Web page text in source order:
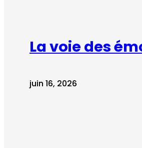
La voie des
juin 16, 2026